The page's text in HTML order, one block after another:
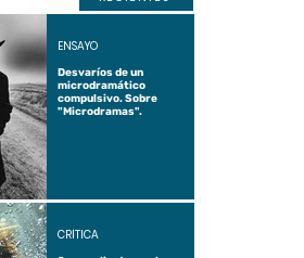
Desvaríos de un
microdramático
compulsivo. Sobre
"Microdramas".
ENSAYO
CRÍTICA